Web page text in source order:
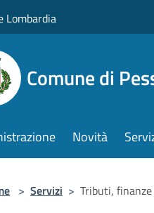
Lombardia
Comune di
Novità
> Servizi > Tributi,